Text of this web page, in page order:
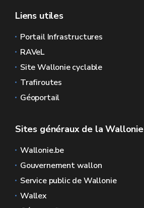
Liens utiles
Portail Infrastructures
RAVeL
Site Wallonie cyclable
Trafiroutes
Géoportail
Sites généraux de la Wallonie
Wallonie.be
Gouvernement wallon
Service public de Wallonie
Wallex